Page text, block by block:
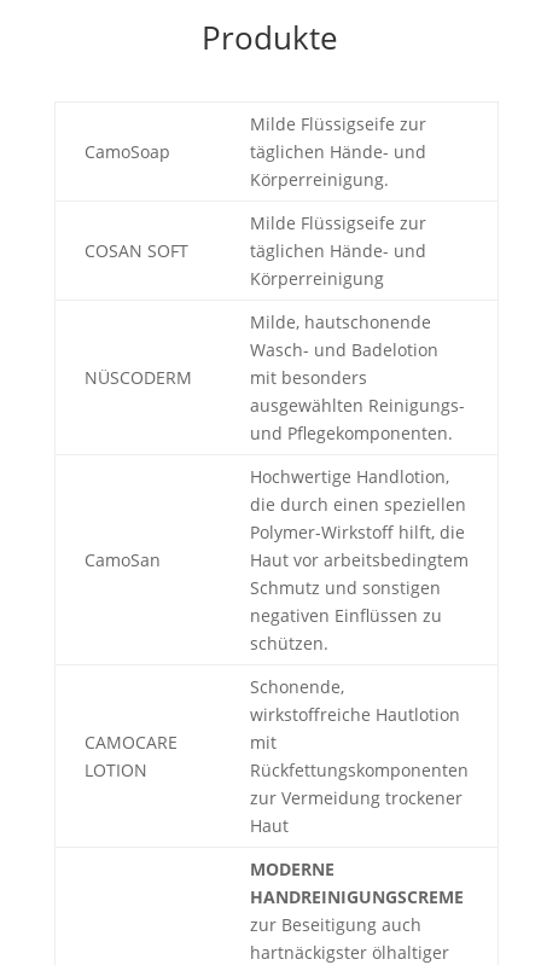
Produkte
CamoSoap
Milde Flüssigseife zur
täglichen Hände- und
Körperreinigung.
COSAN SOFT
Milde Flüssigseife zur
täglichen Hände- und
Körperreinigung
NÜSCODERM
Milde, hautschonende
Wasch- und Badelotion
mit besonders
ausgewählten Reinigungs-
und Pflegekomponenten.
CamoSan
Hochwertige Handlotion,
die durch einen speziellen
Polymer-Wirkstoff hilft, die
Haut vor arbeitsbedingtem
Schmutz und sonstigen
negativen Einflüssen zu
schützen.
CAMOCARE
LOTION
Schonende,
wirkstoffreiche Hautlotion
mit
Rückfettungskomponenten
zur Vermeidung trockener
Haut
MODERNE
HANDREINIGUNGSCREME
zur Beseitigung auch
hartnäckigster ölhaltiger